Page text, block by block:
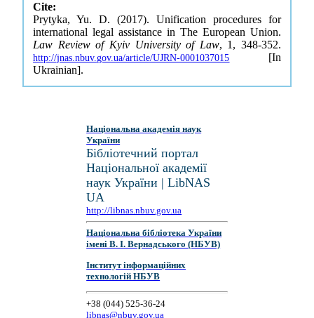
Cite:
Prytyka, Yu. D. (2017). Unification procedures for
international legal assistance in The European Union.
Law Review of Kyiv University of Law, 1, 348-352.
http://jnas.nbuv.gov.ua/article/UJRN-0001037015 [In
Ukrainian].
Національна академія наук
України
Бібліотечний портал
Національної академії
наук України | LibNAS
UA
http://libnas.nbuv.gov.ua
Національна бібліотека України
імені В. І. Вернадського (НБУВ)
Інститут інформаційних
технологій НБУВ
+38 (044) 525-36-24
libnas@nbuv.gov.ua